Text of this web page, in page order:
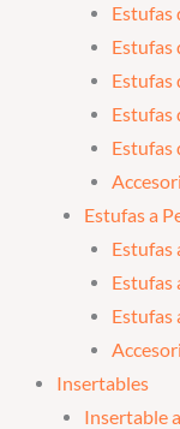
Estufas
Estufas
Estufas
Estufas
Estufas
Estufas a
Estufas
Estufas
Estufas
Insertables
Insertable